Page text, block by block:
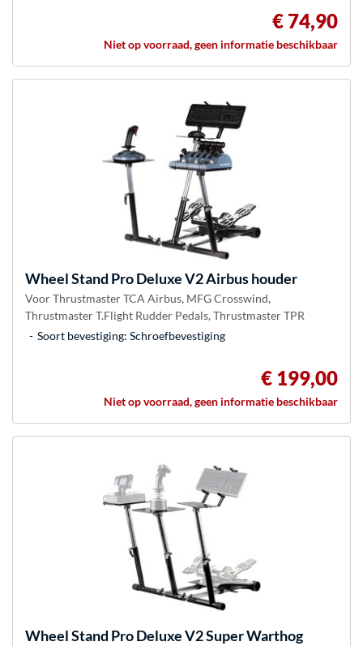
€ 74,90
Niet op voorraad, geen informatie beschikbaar
Wheel Stand ProDeluxe V2 Airbus houder
Voor Thrustmaster TCA Airbus, MFG Crosswind,
Thrustmaster T.Flight Rudder Pedals, Thrustmaster TPR
Soort bevestiging: Schroefbevestiging
€ 199,00
Niet op voorraad, geen informatie beschikbaar
Wheel Stand ProDeluxe V2 Super Warthog